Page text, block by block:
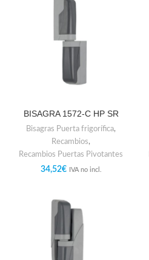
BISAGRA 1572-C HP SR
Bisagras Puerta frigorífica,
Recambios,
Recambios Puertas Pivotantes
34,52€ IVA no incl.